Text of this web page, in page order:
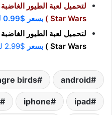
Star Wars )
بسعر $0.99 للآيفون من هنا
Star Wars )
بسعر $2.99 للآيباد من هنا .
android
birds
ipad
iphone